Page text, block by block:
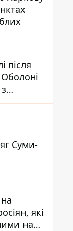
після
Суми-
які
на